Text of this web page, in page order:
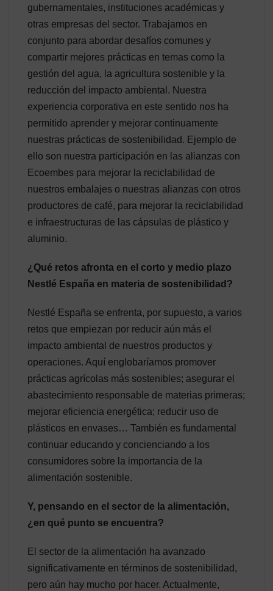
gubernamentales, instituciones académicas y
otras empresas del sector. Trabajamos en
conjunto para abordar desafíos comunes y
compartir mejores prácticas en temas como la
gestión del agua, la agricultura sostenible y la
reducción del impacto ambiental. Nuestra
experiencia corporativa en este sentido nos ha
permitido aprender y mejorar continuamente
nuestras prácticas de sostenibilidad. Ejemplo de
ello son nuestra participación en las alianzas con
Ecoembes para mejorar la reciclabilidad de
nuestros embalajes o nuestras alianzas con otros
productores de café, para mejorar la reciclabilidad
e infraestructuras de las cápsulas de plástico y
aluminio.
¿Qué retos afronta en el corto y medio plazo
Nestlé España en materia de sostenibilidad?
Nestlé España se enfrenta, por supuesto, a varios
retos que empiezan por reducir aún más el
impacto ambiental de nuestros productos y
operaciones. Aquí englobaríamos promover
prácticas agrícolas más sostenibles; asegurar el
abastecimiento responsable de materias primeras;
mejorar eficiencia energética; reducir uso de
plásticos en envases… También es fundamental
continuar educando y concienciando a los
consumidores sobre la importancia de la
alimentación sostenible.
Y, pensando en el sector de la alimentación,
¿en qué punto se encuentra?
El sector de la alimentación ha avanzado
significativamente en términos de sostenibilidad,
pero aún hay mucho por hacer. Actualmente,